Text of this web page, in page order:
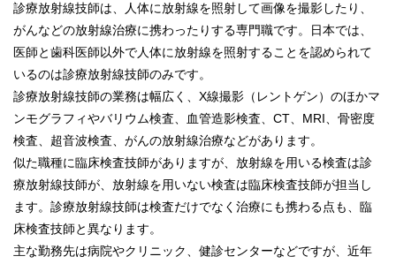
診療放射線技師は、人体に放射線を照射して画像を撮影したり、
がんなどの放射線治療に携わったりする専門職です。日本では、
医師と歯科医師以外で人体に放射線を照射することを認められて
いるのは診療放射線技師のみです。
診療放射線技師の業務は幅広く、X線撮影（レントゲン）のほかマ
ンモグラフィやバリウム検査、血管造影検査、CT、MRI、骨密度
検査、超音波検査、がんの放射線治療などがあります。
似た職種に臨床検査技師がありますが、放射線を用いる検査は診
療放射線技師が、放射線を用いない検査は臨床検査技師が担当し
ます。診療放射線技師は検査だけでなく治療にも携わる点も、臨
床検査技師と異なります。
主な勤務先は病院やクリニック、健診センターなどですが、近年